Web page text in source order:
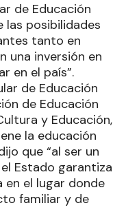
de Educación
las posibilidades
tanto en
una inversión en
en el país”.
de Educación
de Educación
y Educación,
la educación
que “al ser un
Estado garantiza
en el lugar donde
familiar y de